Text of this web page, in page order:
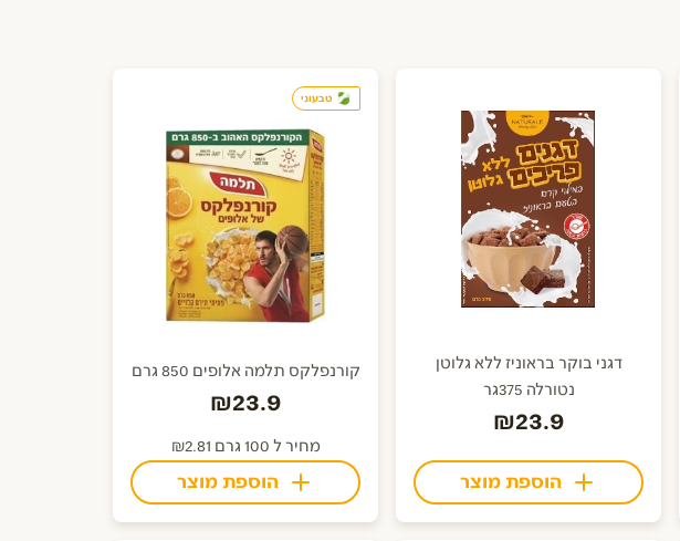
דגני בוקר בראוניז ללא גלוטן
נטורלה 375גר
₪23.9
הוספת מוצר
טבעוני
קורנפלקס תלמה אלופים 850 גרם
₪23.9
מחיר ל 100 גרם ₪2.81
הוספת מוצר